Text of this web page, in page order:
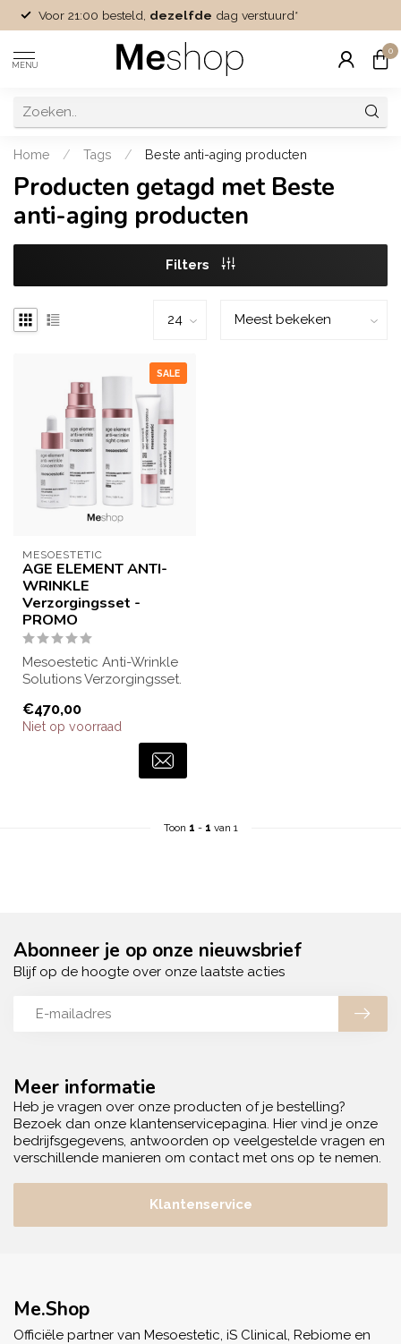
Voor 21:00 besteld, dezelfde dag verstuurd*
MENU
0
Home / Tags / Beste anti-aging producten
Producten getagd met Beste
anti-aging producten
Filters
SALE
MESOESTETIC
AGE ELEMENT ANTI-
WRINKLE
Verzorgingsset -
PROMO
Mesoestetic Anti-Wrinkle
Solutions Verzorgingsset.
prom...
€470,00
Niet op voorraad
Toon 1 - 1 van 1
Meer informatie
Heb je vragen over onze producten of je bestelling?
Bezoek dan onze klantenservicepagina. Hier vind je onze
bedrijfsgegevens, antwoorden op veelgestelde vragen en
verschillende manieren om contact met ons op te nemen.
Klantenservice
Abonneer je op onze nieuwsbrief
Blijf op de hoogte over onze laatste acties
Me.Shop
Officiële partner van Mesoestetic, iS Clinical, Rebiome en